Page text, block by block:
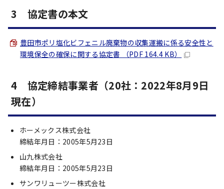
3 協定書の本文
豊田市ポリ塩化ビフェニル廃棄物の収集運搬に係る安全性と
環境保全の確保に関する協定書 （PDF 164.4 KB）
4 協定締結事業者（20社：2022年8月9日
現在）
ホーメックス株式会社
締結年月日：2005年5月23日
山九株式会社
締結年月日：2005年5月23日
サンワリューツー株式会社